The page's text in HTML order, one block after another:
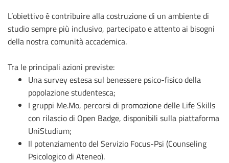
L’obiettivo è contribuire alla costruzione di un ambiente di
studio sempre più inclusivo, partecipato e attento ai bisogni
della nostra comunità accademica.
Tra le principali azioni previste:
Una survey estesa sul benessere psico-fisico della
popolazione studentesca;
I gruppi Me.Mo, percorsi di promozione delle Life Skills
con rilascio di Open Badge, disponibili sulla piattaforma
UniStudium;
Il potenziamento del Servizio Focus-Psi (Counseling
Psicologico di Ateneo).